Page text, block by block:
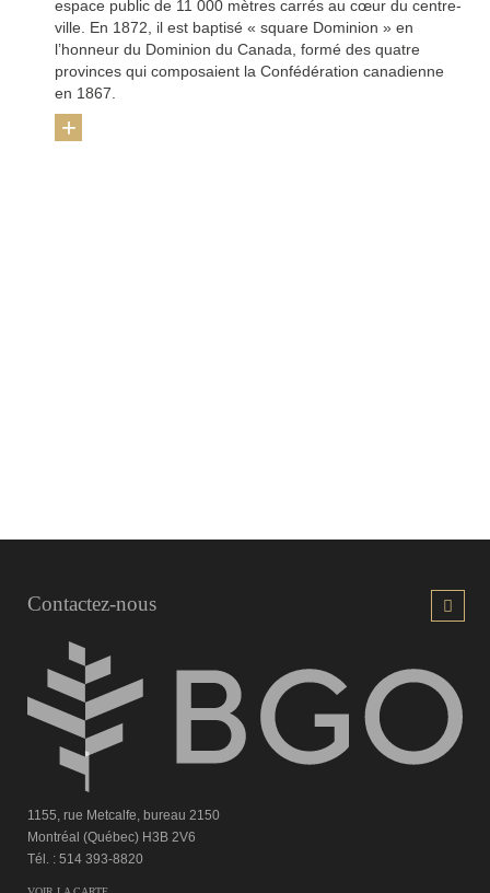
espace public de 11 000 mètres carrés au cœur du centre-
ville. En 1872, il est baptisé « square Dominion » en
l’honneur du Dominion du Canada, formé des quatre
provinces qui composaient la Confédération canadienne
en 1867.
+
Contactez-nous
1155, rue Metcalfe, bureau 2150
Montréal (Québec) H3B 2V6
Tél. : 514 393-8820